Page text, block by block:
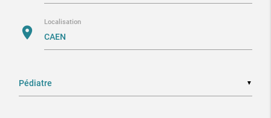
location_on
Localisation
▼